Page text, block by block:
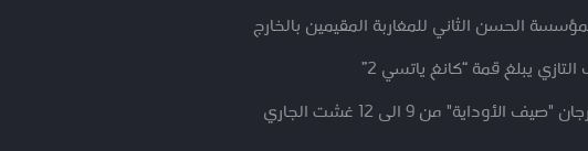
الحسن الثاني للمغاربة المقيمين بالخارج